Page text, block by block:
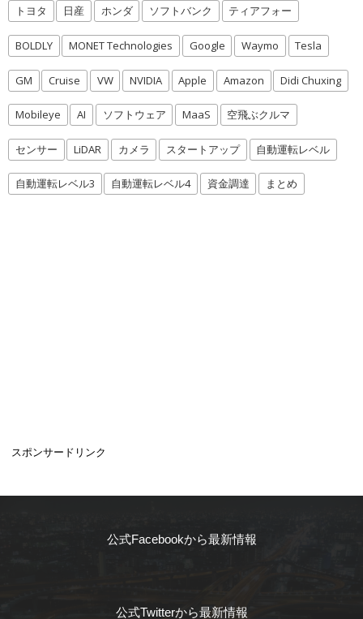
トヨタ 日産 ホンダ ソフトバンク ティアフォー
BOLDLY MONET Technologies Google Waymo Tesla
GM Cruise VW NVIDIA Apple Amazon Didi Chuxing
Mobileye AI ソフトウェア MaaS 空飛ぶクルマ
センサー LiDAR カメラ スタートアップ 自動運転レベル
自動運転レベル3 自動運転レベル4 資金調達 まとめ
スポンサードリンク
公式Facebookから最新情報
公式Twitterから最新情報